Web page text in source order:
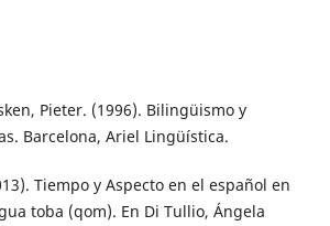
Pieter. (1996). Bilingüismo y
Barcelona, Ariel Lingüística.
Tiempo y Aspecto en el español en
toba (qom). En Di Tullio, Ángela